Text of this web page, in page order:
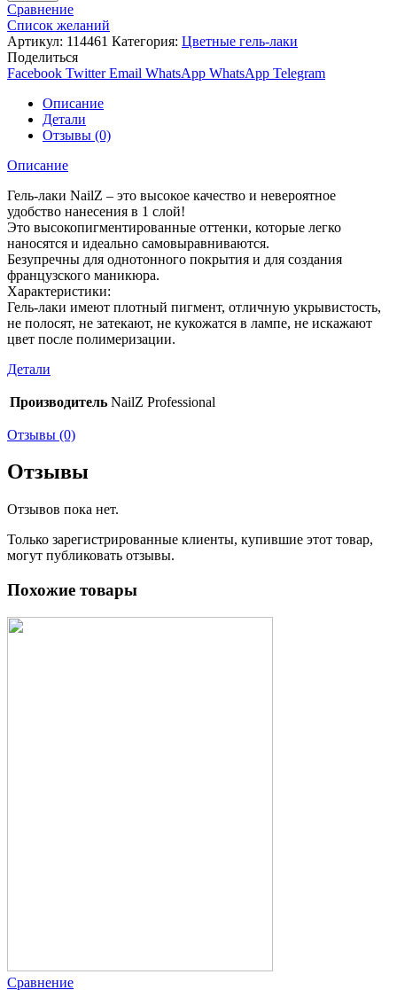
Сравнение
Список желаний
Артикул: 114461 Категория: Цветные гель-лаки
Поделиться
Facebook Twitter Email WhatsApp WhatsApp Telegram
Описание
Детали
Отзывы (0)
Описание
Гель-лаки NailZ – это высокое качество и невероятное
удобство нанесения в 1 слой!
Это высокопигментированные оттенки, которые легко
наносятся и идеально самовыравниваются.
Безупречны для однотонного покрытия и для создания
французского маникюра.
Характеристики:
Гель-лаки имеют плотный пигмент, отличную укрывистость,
не полосят, не затекают, не кукожатся в лампе, не искажают
цвет после полимеризации.
Детали
Производитель NailZ Professional
Отзывы (0)
Отзывы
Отзывов пока нет.
Только зарегистрированные клиенты, купившие этот товар,
могут публиковать отзывы.
Похожие товары
Сравнение